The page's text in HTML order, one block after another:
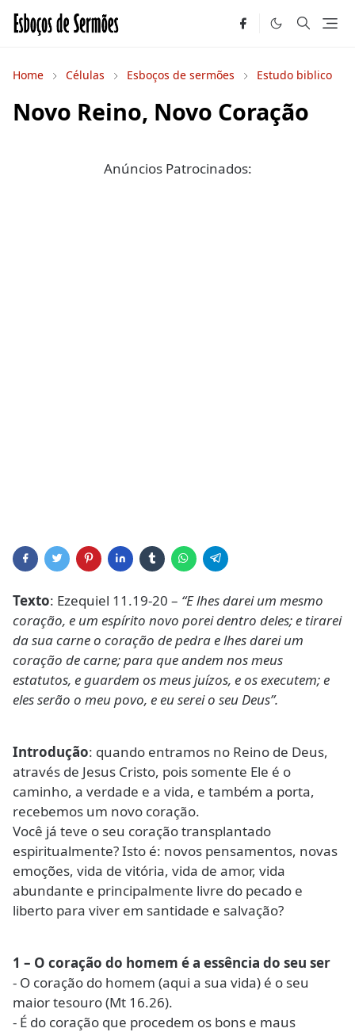
Home Células Esboços de sermões Estudo biblico
Novo Reino, Novo Coração
Anúncios Patrocinados:
Texto: Ezequiel 11.19-20 – “E lhes darei um mesmo
coração, e um espírito novo porei dentro deles; e tirarei
da sua carne o coração de pedra e lhes darei um
coração de carne; para que andem nos meus
estatutos, e guardem os meus juízos, e os executem; e
eles serão o meu povo, e eu serei o seu Deus”.
Introdução: quando entramos no Reino de Deus,
através de Jesus Cristo, pois somente Ele é o
caminho, a verdade e a vida, e também a porta,
recebemos um novo coração.
Você já teve o seu coração transplantado
espiritualmente? Isto é: novos pensamentos, novas
emoções, vida de vitória, vida de amor, vida
abundante e principalmente livre do pecado e
liberto para viver em santidade e salvação?
1 – O coração do homem é a essência do seu ser
- O coração do homem (aqui a sua vida) é o seu
maior tesouro (Mt 16.26).
- É do coração que procedem os bons e maus